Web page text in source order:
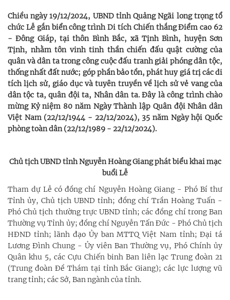
Chiều ngày 19/12/2024, UBND tỉnh Quảng Ngãi long trọng tổ
chức Lễ gắn biển công trình Di tích Chiến thắng Điểm cao 62
- Đông Giáp, tại thôn Bình Bắc, xã Tịnh Bình, huyện Sơn
Tịnh, nhằm tôn vinh tinh thần chiến đấu quật cường của
quân và dân ta trong công cuộc đấu tranh giải phóng dân tộc,
thống nhất đất nước; góp phần bảo tồn, phát huy giá trị các di
tích lịch sử, giáo dục và tuyên truyền về lịch sử vẻ vang của
dân tộc ta, quân đội ta, Nhân dân ta. Đây là công trình chào
mừng Kỷ niệm 80 năm Ngày Thành lập Quân đội Nhân dân
Việt Nam (22/12/1944 - 22/12/2024), 35 năm Ngày hội Quốc
phòng toàn dân (22/12/1989 - 22/12/2024).
Chủ tịch UBND tỉnh Nguyễn Hoàng Giang phát biểu khai mạc
buổi Lễ
Tham dự Lễ có đồng chí Nguyễn Hoàng Giang - Phó Bí thư
Tỉnh ủy, Chủ tịch UBND tỉnh; đồng chí Trần Hoàng Tuấn -
Phó Chủ tịch thường trực UBND tỉnh; các đồng chí trong Ban
Thường vụ Tỉnh ủy; đồng chí Nguyễn Tấn Đức - Phó Chủ tịch
HĐND tỉnh; lãnh đạo Ủy ban MTTQ Việt Nam tỉnh; Đại tá
Lương Đình Chung - Ủy viên Ban Thường vụ, Phó Chính ủy
Quân khu 5, các Cựu Chiến binh Ban liên lạc Trung đoàn 21
(Trung đoàn Đề Thám tại tỉnh Bắc Giang); các lực lượng vũ
trang tỉnh; các Sở, Ban ngành của tỉnh.